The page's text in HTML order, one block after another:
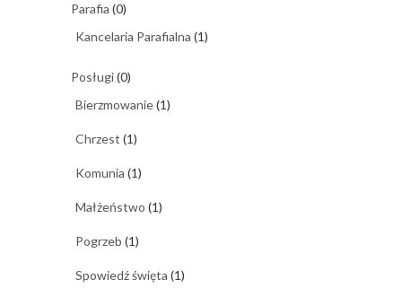
Parafia (0)
Kancelaria Parafialna (1)
Posługi(0)
Bierzmowanie(1)
Chrzest (1)
Komunia (1)
Małżeństwo (1)
Pogrzeb (1)
Spowiedź święta (1)